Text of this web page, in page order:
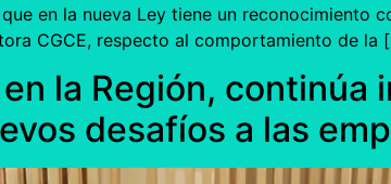
en la nueva Ley tiene un reconocimiento
CGCE, respecto al comportamiento de la
la Región, continúa
desafíos a las